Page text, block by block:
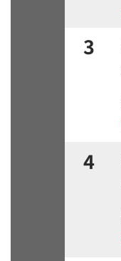
3
4